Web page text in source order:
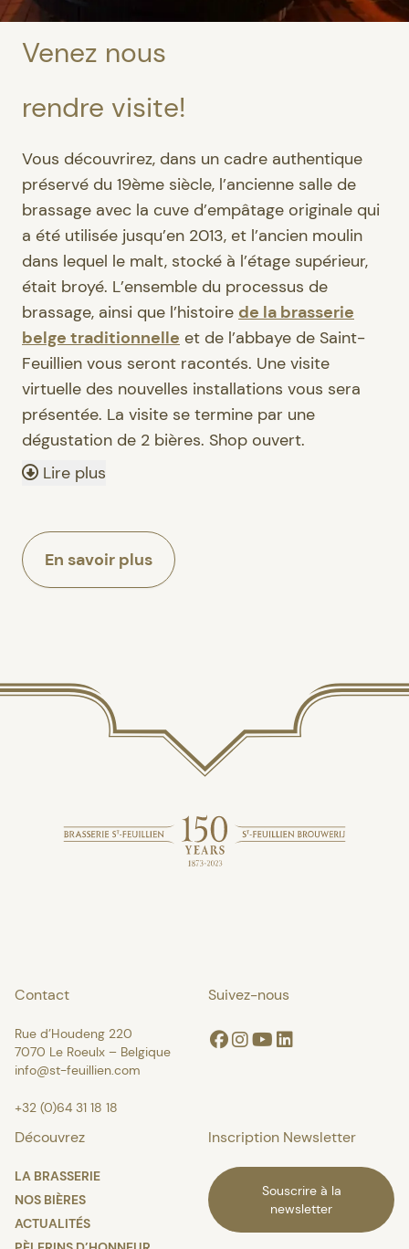
Venez nous
rendre visite!
Vous découvrirez, dans un cadre authentique
préservé du 19ème siècle, l’ancienne salle de
brassage avec la cuve d’empâtage originale qui
a été utilisée jusqu’en 2013, et l’ancien moulin
dans lequel le malt, stocké à l’étage supérieur,
était broyé. L’ensemble du processus de
brassage, ainsi que l’histoire de la brasserie
belge traditionnelle et de l’abbaye de Saint-
Feuillien vous seront racontés. Une visite
virtuelle des nouvelles installations vous sera
présentée. La visite se termine par une
dégustation de 2 bières. Shop ouvert.
Lire plus
En savoir plus
Contact
Rue d’Houdeng 220
7070 Le Roeulx – Belgique
info@st-feuillien.com
+32 (0)64 31 18 18
Suivez-nous
Facebook
Instagram
YoutubeLinkedin
Découvrez
LA BRASSERIE
NOS BIÈRES
ACTUALITÉS
Inscription Newsletter
Souscrire à la
newsletter